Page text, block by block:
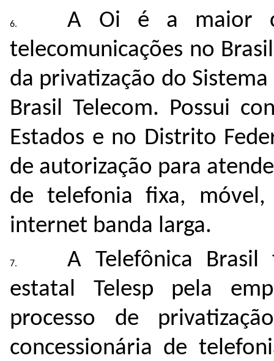
A Oi é a maior
telecomunicações no
da privatização do
Brasil Telecom. Possui
Estados e no Distrito
de autorização para
de telefonia fixa,
internet banda larga.
A Telefônica
estatal Telesp pela
processo de
concessionária de